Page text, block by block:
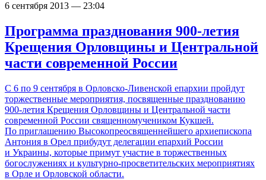
6 сентября 2013 — 23:04
Программа празднования 900-летия
Крещения Орловщины и Центральной
части современной России
С 6 по 9 сентября в Орловско-Ливенской епархии пройдут
торжественные мероприятия, посвященные празднованию
900-летия Крещения Орловщины и Центральной части
современной России священномучеником Кукшей.
По приглашению Высокопреосвященнейшего архиепископа
Антония в Орел прибудут делегации епархий России
и Украины, которые примут участие в торжественных
богослужениях и культурно-просветительских мероприятиях
в Орле и Орловской области.